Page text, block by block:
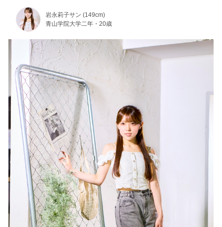
岩永莉子サン (149cm)
青山学院大学二年・20歳